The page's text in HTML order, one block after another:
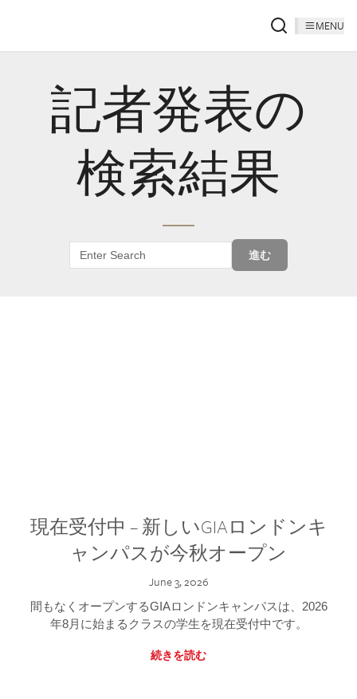
MENU
記者発表の
検索結果
進む
現在受付中 – 新しいGIAロンドンキ
ャンパスが今秋オープン
June 3, 2026
間もなくオープンするGIAロンドンキャンパスは、2026
年8月に始まるクラスの学生を現在受付中です。
続きを読む